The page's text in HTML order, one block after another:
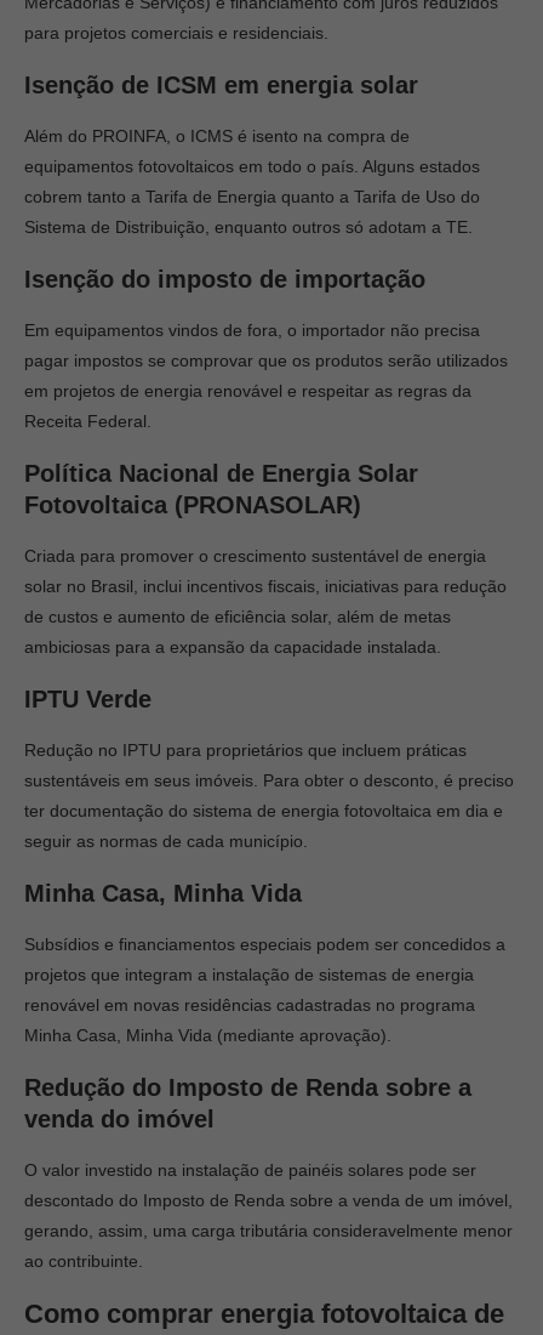
para projetos comerciais e residenciais.
Isenção de ICSM em energia solar
Além do PROINFA, o ICMS é isento na compra de
equipamentos fotovoltaicos em todo o país. Alguns estados
cobrem tanto a Tarifa de Energia quanto a Tarifa de Uso do
Sistema de Distribuição, enquanto outros só adotam a TE.
Isenção do imposto de importação
Em equipamentos vindos de fora, o importador não precisa
pagar impostos se comprovar que os produtos serão utilizados
em projetos de energia renovável e respeitar as regras da
Receita Federal.
Política Nacional de Energia Solar
Fotovoltaica (PRONASOLAR)
Criada para promover o crescimento sustentável de energia
solar no Brasil, inclui incentivos fiscais, iniciativas para redução
de custos e aumento de eficiência solar, além de metas
ambiciosas para a expansão da capacidade instalada.
IPTU Verde
Redução no IPTU para proprietários que incluem práticas
sustentáveis em seus imóveis. Para obter o desconto, é preciso
ter documentação do sistema de energia fotovoltaica em dia e
seguir as normas de cada município.
Minha Casa, Minha Vida
Subsídios e financiamentos especiais podem ser concedidos a
projetos que integram a instalação de sistemas de energia
renovável em novas residências cadastradas no programa
Minha Casa, Minha Vida (mediante aprovação).
Redução do Imposto de Renda sobre a
venda do imóvel
O valor investido na instalação de painéis solares pode ser
descontado do Imposto de Renda sobre a venda de um imóvel,
gerando, assim, uma carga tributária consideravelmente menor
ao contribuinte.
Como comprar energia fotovoltaica de